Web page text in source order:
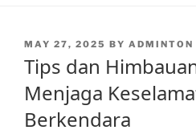
POSTED
ON
MAY 27, 2025 BY ADMINTON
Tips dan
Menjaga
Berkendara